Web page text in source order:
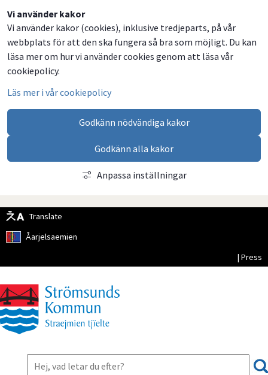
Vi använder kakor
Vi använder kakor (cookies), inklusive tredjeparts, på vår
webbplats för att den ska fungera så bra som möjligt. Du kan
läsa mer om hur vi använder cookies genom att läsa vår
cookiepolicy.
Läs mer i vår cookiepolicy
Godkänn nödvändiga kakor
Godkänn alla kakor
Anpassa inställningar
Translate
Åarjelsaemien
| Press
Dela
på
Facebook
Dela
på
Twitter
Dela
på
LinkedIn
Dela
via
email